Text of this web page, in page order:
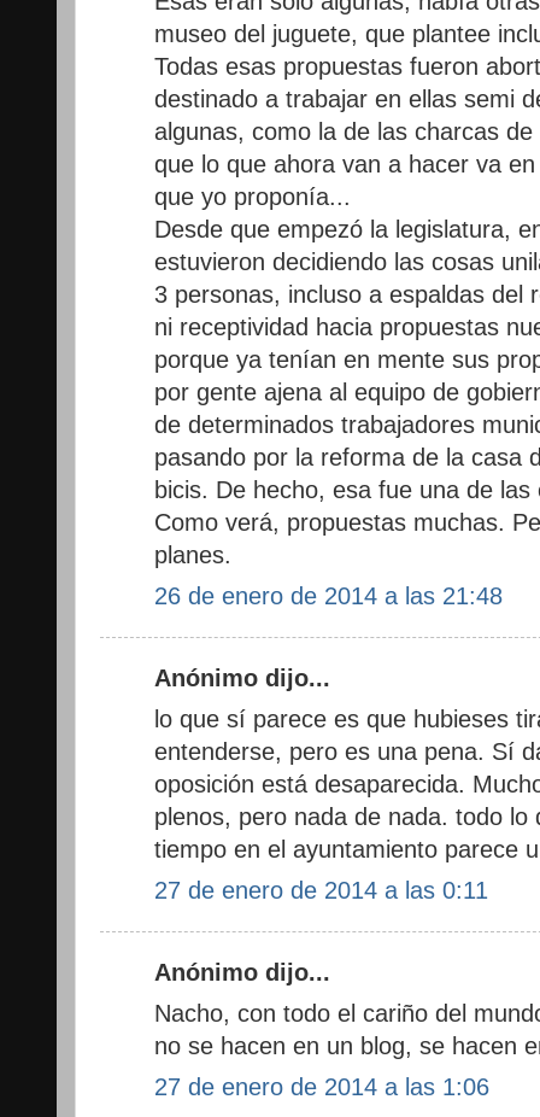
museo del juguete, que plantee
Todas esas propuestas fueron
destinado a trabajar en ellas semi
algunas, como la de las charcas
que lo que ahora van a hacer va
que yo proponía...
Desde que empezó la legislatura,
estuvieron decidiendo las cosas
3 personas, incluso a espaldas del
ni receptividad hacia propuestas
porque ya tenían en mente sus
por gente ajena al equipo de
de determinados trabajadores
pasando por la reforma de la casa
bicis. De hecho, esa fue una de
Como verá, propuestas muchas.
planes.
26 de enero de 2014 a las 21:48
Anónimo dijo...
lo que sí parece es que hubieses
entenderse, pero es una pena. Sí
oposición está desaparecida.
plenos, pero nada de nada. todo
tiempo en el ayuntamiento parece
27 de enero de 2014 a las 0:11
Anónimo dijo...
Nacho, con todo el cariño del
no se hacen en un blog, se hacen
27 de enero de 2014 a las 1:06